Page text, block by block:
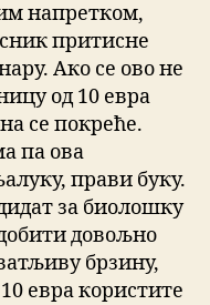
напретком,
притисне
Ако се ово не
од 10 евра
се покреће.
па ова
прави буку.
за биолошку
довољно
брзину,
евра користите